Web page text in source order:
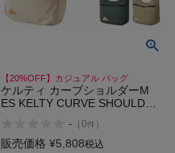
【20%OFF】カジュアル バッグ
ケルティ カーブショルダーM
ES KELTY CURVE SHOULDER
- （0件 ）
販売価格 ¥5,808税込